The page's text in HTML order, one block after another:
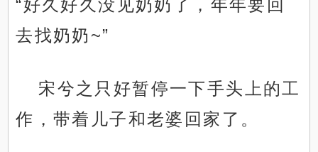
“好久好久没见奶奶了，年年要回
去找奶奶~”
宋兮之只好暂停一下手头上的工
作，带着儿子和老婆回家了。